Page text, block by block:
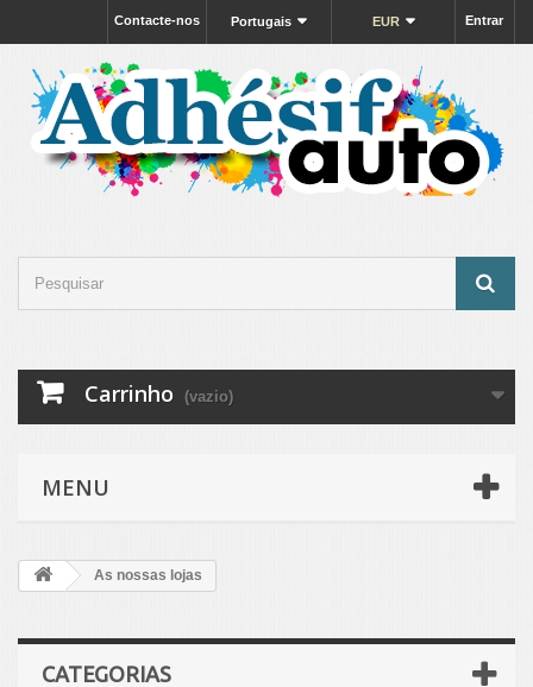
Entrar
EUR
Portugais
Contacte-nos
Carrinho (vazio)
MENU
As nossas lojas
CATEGORIAS